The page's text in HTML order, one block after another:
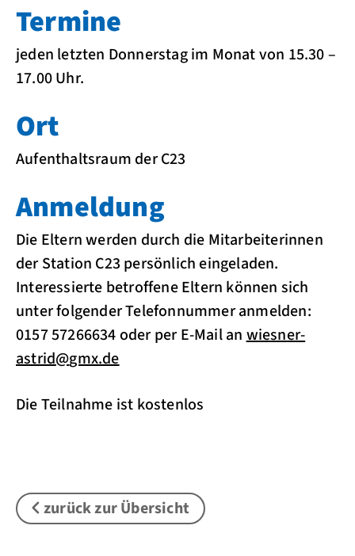
Termine
jeden letzten Donnerstag im Monat von 15.30 –
17.00 Uhr.
Ort
Aufenthaltsraum der C23
Anmeldung
Die Eltern werden durch die Mitarbeiterinnen
der Station C23 persönlich eingeladen.
Interessierte betroffene Eltern können sich
unter folgender Telefonnummer anmelden:
0157 57266634 oder per E-Mail anwiesner-
astrid@gmx.de
Die Teilnahme ist kostenlos
zurück zur Übersicht